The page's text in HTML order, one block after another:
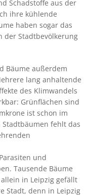
Schadstoffe aus der
ihre kühlende
haben sogar das
der Stadtbevölkerung
Bäume außerdem
lang anhaltende
des Klimwandels
Grünflächen sind
ist schon im
fehlt das
und
Tausende Bäume
in Leipzig gefällt
Stadt, denn in Leipzig